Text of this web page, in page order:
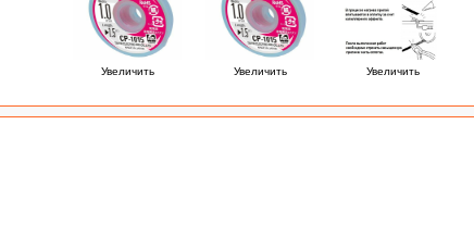
Увеличить Увеличить Увеличить